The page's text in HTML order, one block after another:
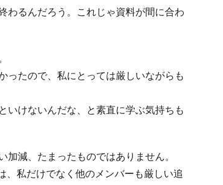
わるんだろう。これじゃ資料が間に合わ
ったので、私にとっては厳しいながらも
いけないんだな、と素直に学ぶ気持ちも
減、たまったものではありません。
、私だけでなく他のメンバーも厳しい追